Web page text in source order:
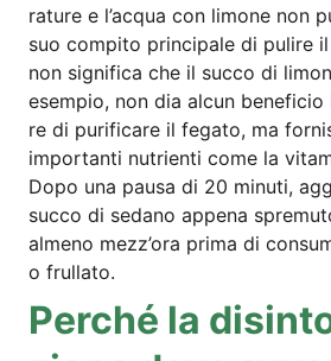
ra­tu­re e l’ac­qua con limo­ne non
suo com­pi­to prin­ci­pa­le di puli­re
non signi­fi­ca che il suc­co di
esem­pio, non dia alcun
re di puri­fi­ca­re il fega­to, ma
importan­ti nut­ri­en­ti come la
Dopo una pau­sa di 20 minu­ti,
suc­co di sed­a­no appe­na
almeno mez­z’o­ra pri­ma di
o frullato.
Per­ché la